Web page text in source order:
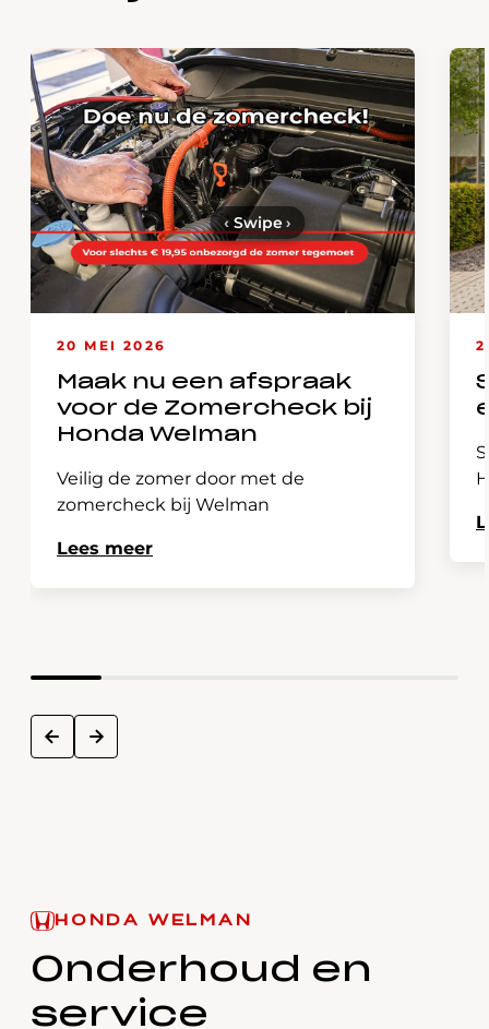
20 MEI 2026
Maak nu een afspraak
voor de Zomercheck bij
Honda Welman
Veilig de zomer door met de
zomercheck bij Welman
Lees meer
prev next
‹ Swipe›
HONDA WELMAN
Onderhoud en
service